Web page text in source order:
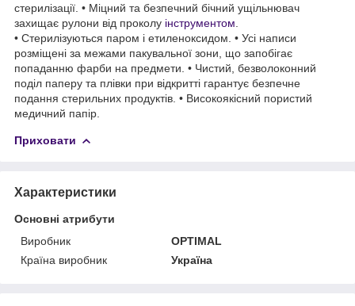
стерилізації. • Міцний та безпечний бічний ущільнювач
захищає рулони від проколу інструментом
• Стерилізуються паром і етиленоксидом. • Усі написи
розміщені за межами пакувальної зони, що запобігає
попаданню фарби на предмети. • Чистий, безволоконний
поділ паперу та плівки при відкритті гарантує безпечне
подання стерильних продуктів. • Високоякісний пористий
медичний папір.
Приховати
Характеристики
Основні атрибути
Виробник
OPTIMAL
Країна виробник
Україна